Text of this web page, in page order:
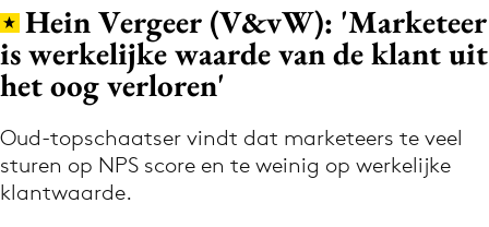
Download de app
Volg het laatste nieuws via de Adformatie
Nieuws app
Hein Vergeer (V&vW): 'Marketeer
is werkelijke waarde van de klant uit
het oog verloren'
Oud-topschaatser vindt dat marketeers te veel
sturen op NPS score en te weinig op werkelijke
klantwaarde.